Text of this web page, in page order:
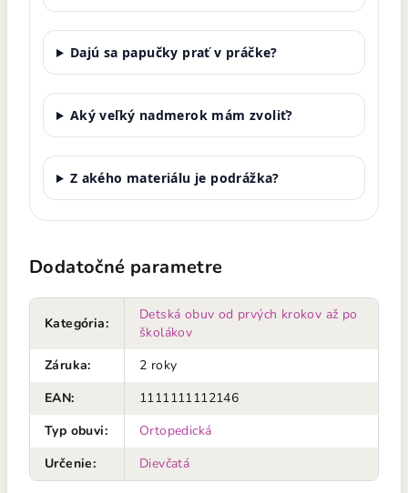
Dajú sa papučky prať v práčke?
Aký veľký nadmerok mám zvoliť?
Z akého materiálu je podrážka?
Dodatočné parametre
Kategória:
Detská obuv od prvých krokov až po
školákov
Záruka:
2 roky
EAN:
1111111112146
Typ obuvi:
Ortopedická
Určenie: Dievčatá